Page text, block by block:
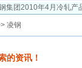
集团2010年4月冷轧产
凌钢
的资讯！